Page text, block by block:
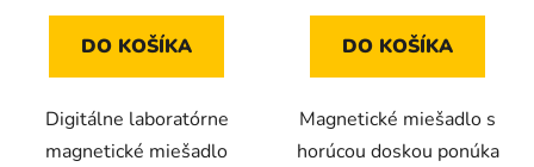
DO KOŠÍKA
Digitálne laboratórne
magnetické miešadlo
DO KOŠÍKA
Magnetické miešadlo s
horúcou doskou ponúka